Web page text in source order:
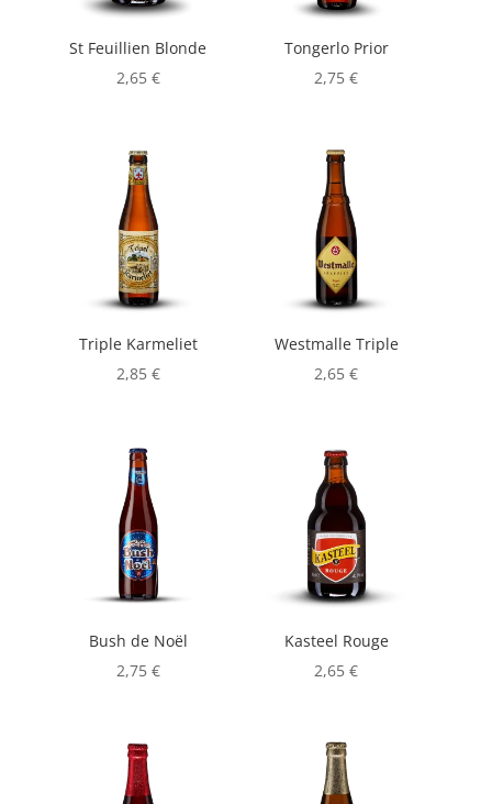
St Feuillien Blonde
2,65 €
Tongerlo Prior
2,75€
Triple Karmeliet
2,85 €
Westmalle Triple
2,65€
Bush de Noël
2,75 €
Kasteel Rouge
2,65€